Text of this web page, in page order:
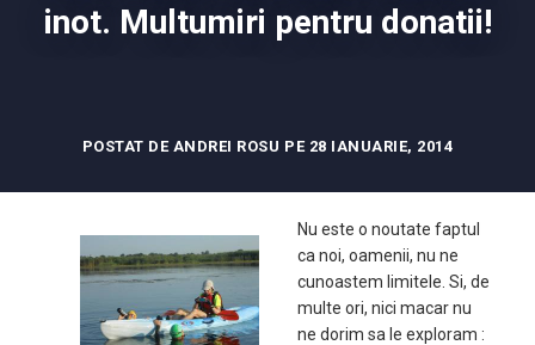
inot. Multumiri pentru donatii!
POSTAT DE ANDREI ROSU PE 28 IANUARIE, 2014
Nu este o noutate faptul
ca noi, oamenii, nu ne
cunoastem limitele. Si, de
multe ori, nici macar nu
ne dorim sa le exploram :